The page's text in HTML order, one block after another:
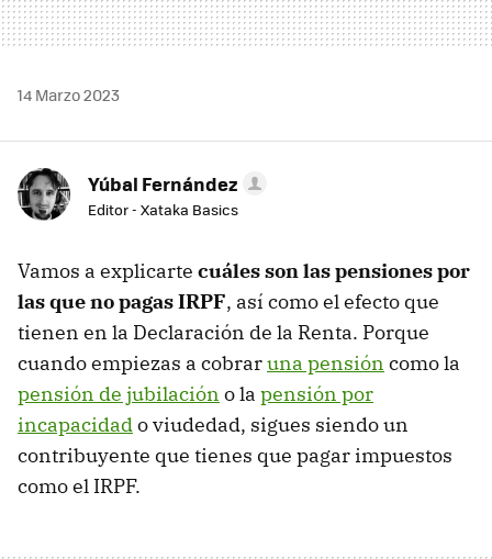
14 Marzo 2023
Yúbal Fernández
Editor - Xataka Basics
Vamos a explicarte cuáles son las pensiones por
las que no pagas IRPF, así como el efecto que
tienen en la Declaración de la Renta. Porque
cuando empiezas a cobraruna pensión como la
pensión de jubilación o la pensión por
incapacidado viudedad, sigues siendo un
contribuyente que tienes que pagar impuestos
como el IRPF.